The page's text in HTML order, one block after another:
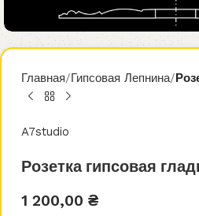
Главная Гипсовая Лепнина
A7studio
Розетка гипсовая
1 200,00 ₴